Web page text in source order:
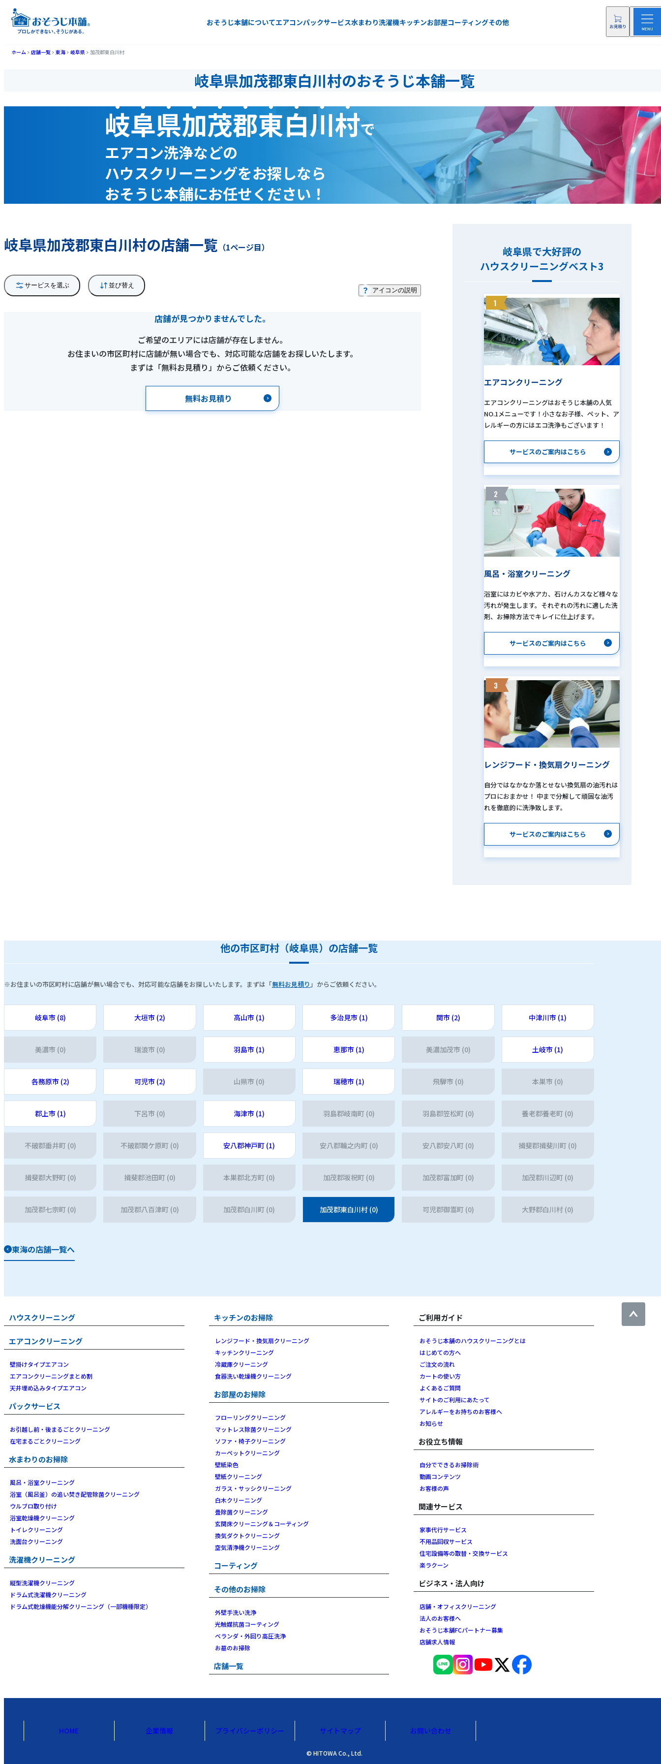
おそうじ本舗についてエアコンパックサービス水まわり洗濯機キッチンお部屋コーティングその他
ホーム 店舗一覧 東海 岐阜県 加茂郡東白川村
岐阜県加茂郡東白川村のおそうじ本舗一覧
岐阜県加茂郡東白川村で
エアコン洗浄などの
ハウスクリーニングをお探しなら
おそうじ本舗にお任せください！
岐阜県加茂郡東白川村の店舗一覧 （1ページ目）
サービスを選ぶ 並び替え
アイコンの説明
店舗が見つかりませんでした。
ご希望のエリアには店舗が存在しません。
お住まいの市区町村に店舗が無い場合でも、対応可能な店舗をお探しいたします。
まずは「無料お見積り」からご依頼ください。
無料お見積り
岐阜県で大好評の
ハウスクリーニングベスト3
1
エアコンクリーニング
エアコンクリーニングはおそうじ本舗の人気
NO.1メニューです！小さなお子様、ペット、ア
レルギーの方にはエコ洗浄もございます！
サービスのご案内はこちら
2
風呂・浴室クリーニング
浴室にはカビや水アカ、石けんカスなど様々な
汚れが発生します。それぞれの汚れに適した洗
剤、お掃除方法でキレイに仕上げます。
サービスのご案内はこちら
3
レンジフード・換気扇クリーニング
自分ではなかなか落とせない換気扇の油汚れは
プロにおまかせ！ 中まで分解して頑固な油汚
れを徹底的に洗浄致します。
サービスのご案内はこちら
他の市区町村（岐阜県）の店舗一覧
※お住まいの市区町村に店舗が無い場合でも、対応可能な店舗をお探しいたします。まずは「無料お見積り 」からご依頼ください。
岐阜市 (8) 大垣市 (2) 高山市 (1) 多治見市 (1) 関市 (2) 中津川市 (1)
美濃市 (0) 瑞浪市 (0) 羽島市 (1) 恵那市 (1) 美濃加茂市 (0) 土岐市 (1)
各務原市 (2) 可児市 (2) 山県市 (0) 瑞穂市 (1) 飛騨市 (0) 本巣市 (0)
郡上市 (1) 下呂市 (0) 海津市 (1) 羽島郡岐南町 (0) 羽島郡笠松町 (0) 養老郡養老町 (0)
不破郡垂井町 (0) 不破郡関ケ原町 (0) 安八郡神戸町 (1) 安八郡輪之内町 (0) 安八郡安八町 (0) 揖斐郡揖斐川町 (0)
揖斐郡大野町 (0) 揖斐郡池田町 (0) 本巣郡北方町 (0) 加茂郡坂祝町 (0) 加茂郡富加町 (0) 加茂郡川辺町 (0)
加茂郡七宗町 (0) 加茂郡八百津町 (0) 加茂郡白川町 (0) 加茂郡東白川村 (0) 可児郡御嵩町 (0) 大野郡白川村 (0)
東海の店舗一覧へ
ハウスクリーニング
エアコンクリーニング
壁掛けタイプエアコン
エアコンクリーニングまとめ割
天井埋め込みタイプエアコン
パックサービス
お引越し前・後まるごとクリーニング
在宅まるごとクリーニング
水まわりのお掃除
風呂・浴室クリーニング
浴室（風呂釜）の追い焚き配管除菌クリーニング
ウルブロ取り付け
浴室乾燥機クリーニング
トイレクリーニング
洗面台クリーニング
洗濯機クリーニング
縦型洗濯機クリーニング
ドラム式洗濯機クリーニング
ドラム式乾燥機能分解クリーニング（一部機種限定）
キッチンのお掃除
レンジフード・換気扇クリーニング
キッチンクリーニング
冷蔵庫クリーニング
食器洗い乾燥機クリーニング
お部屋のお掃除
フローリングクリーニング
マットレス除菌クリーニング
ソファ・椅子クリーニング
カーペットクリーニング
壁紙染色
壁紙クリーニング
ガラス・サッシクリーニング
白木クリーニング
畳除菌クリーニング
玄関床クリーニング＆コーティング
換気ダクトクリーニング
空気清浄機クリーニング
コーティング
その他のお掃除
外壁手洗い洗浄
光触媒抗菌コーティング
ベランダ・外回り高圧洗浄
お墓のお掃除
店舗一覧
ご利用ガイド
おそうじ本舗のハウスクリーニングとは
はじめての方へ
ご注文の流れ
カートの使い方
よくあるご質問
サイトのご利用にあたって
アレルギーをお持ちのお客様へ
お知らせ
お役立ち情報
自分でできるお掃除術
動画コンテンツ
お客様の声
関連サービス
家事代行サービス
不用品回収サービス
住宅設備等の取替・交換サービス
楽ラクーン
ビジネス・法人向け
店舗・オフィスクリーニング
法人のお客様へ
おそうじ本舗FCパートナー募集
店舗求人情報
HOME 企業情報 プライバシーポリシー サイトマップ お問い合わせ
© HITOWA Co., Ltd.